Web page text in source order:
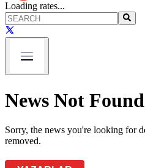
Loading rates...
News Not Found
Sorry, the news you're looking for
removed.